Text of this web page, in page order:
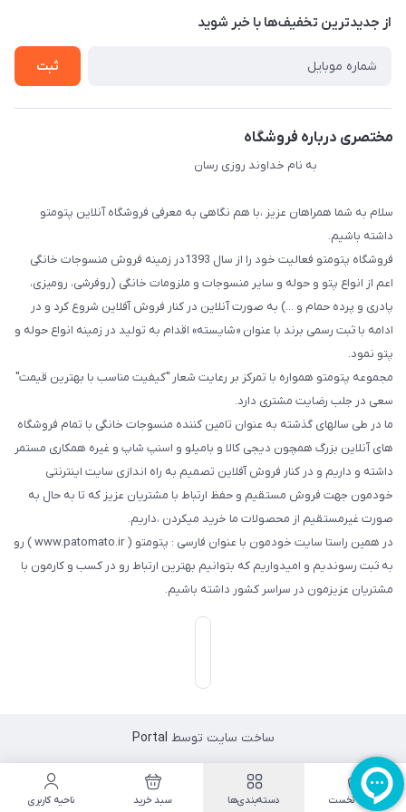
درباره ما
راهنما
از جدید‌ترین تخفیف‌ها با‌ خبر شوید
ثبت
مختصری درباره فروشگاه
به نام خداوند روزی رسان
سلام به شما همراهان عزیز ،با هم نگاهی به معرفی فروشگاه آنلاین پتومتو
داشته باشیم.
فروشگاه پتومتو فعالیت خود را از سال 1393در زمینه فروش منسوجات خانگی
اعم از انواع پتو و حوله و سایر منسوجات و ملزومات خانگی (روفرشی، رومیزی،
پادری و پرده حمام و ...) به صورت آنلاین در کنار فروش آفلاین شروع کرد و در
ادامه با ثبت رسمی برند با عنوان «شایسته» اقدام به تولید در زمینه انواع حوله و
پتو نمود.
مجموعه پتومتو همواره با تمرکز بر رعایت شعار "کیفیت مناسب با بهترین قیمت"
سعی در جلب رضایت مشتری دارد.
ما در طی سالهای گذشته به عنوان تامین کننده منسوجات خانگی با تمام فروشگاه
های آنلاین بزرگ همچون دیجی کالا و بامیلو و اسنپ شاپ و غیره همکاری مستمر
داشته و داریم و در کنار فروش آفلاین تصمیم به راه اندازی سایت اینترنتی
خودمون جهت فروش مستقیم و حفظ ارتباط با مشتریان عزیز که تا به حال به
صورت غیرمستقیم از محصولات ما خرید میکردن ،داریم.
در همین راستا سایت خودمون با عنوان فارسی : پتومتو ( www.patomato.ir ) رو
به ثبت رسوندیم و امیدواریم که بتوانیم بهترین ارتباط رو در کسب و کارمون با
مشتریان عزیزمون در سراسر کشور داشته باشیم.
ساخت سایت توسط Portal
صفحه نخست دسته‌بندی‌ها سبد خرید ناحیه کاربری